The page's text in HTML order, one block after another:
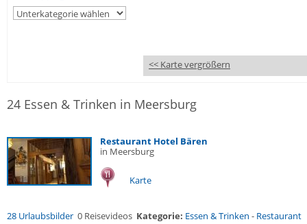
<< Karte vergrößern
24 Essen & Trinken in Meersburg
Restaurant Hotel Bären
in Meersburg
Karte
28 Urlaubsbilder 0 Reisevideos Kategorie: Essen & Trinken - Restaurant